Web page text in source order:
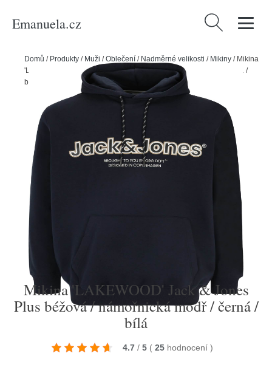
Emanuela.cz Vyhledávání
Domů / Produkty / Muži /Oblečení / Nadměrné velikosti / Mikiny / Mikina
'LAKEWOOD' Jack & Jones Plus béžová / námořnická modř / černá /
bílá
Mikina 'LAKEWOOD' Jack & Jones
Plus béžová / námořnická modř / černá /
bílá
4.7 / 5 ( 25 hodnocení )